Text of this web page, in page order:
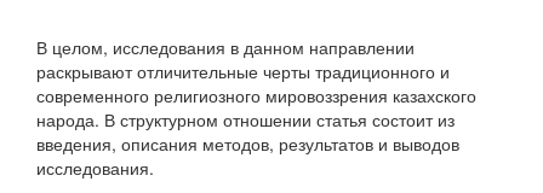
В целом, исследования в данном направлении
раскрывают отличительные черты традиционного и
современного религиозного мировоззрения казахского
народа. В структурном отношении статья состоит из
введения, описания методов, результатов и выводов
исследования.